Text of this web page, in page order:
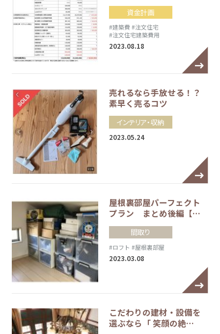
資金計画
#建築費 #注文住宅
#注文住宅建築費用
2023.08.18
売れるなら手放せる！？
素早く売るコツ
インテリア・収納
2023.05.24
屋根裏部屋パーフェクト
プラン まとめ後編【…
間取り
#ロフト #屋根裏部屋
2023.03.08
こだわりの建材・設備を
選ぶなら「 笑顔の絶…